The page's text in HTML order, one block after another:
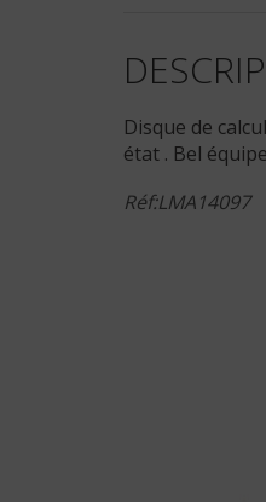
Disque de
état . Bel
Réf:LMA14097